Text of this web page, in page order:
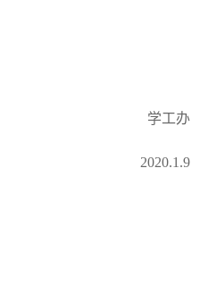
学工办
2020.1.9